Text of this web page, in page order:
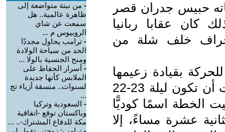
حبيس جدران قصر
كان عقابا ربانيا
خلف شلة من
بقيادة زعيمها
جمال عبد الناصر قد اجتمعت‏،‏ ‏وقررت‏ ‏أن‏ ‏تكون‏ ‏ليلة‏ 22-23
‏الخطة‏ اسمًا‏ ‏كوديًّا
عشرة مساءً، إلا
- من نبتة متواضعة إلى
ظاهرة عالمية.. هل
سمعت عن شاي
الروبيوس م ...
- ترامب يحاول مجددًا
الحد من سياحة الولادة
ومنح الجنسية بالولا ...
- أسرار الحفاظ على
الملابس كأنها جديدة
لسنوات.. منسقة أزياء تج
...
- السعودية وتركيا
وباكستان توقع -اتفاقية
مكة للدفاع المشترك-.. ...